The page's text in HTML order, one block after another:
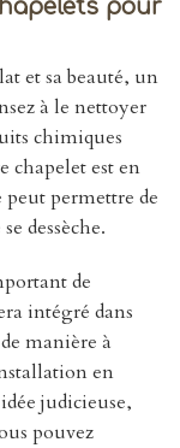
pour
et sa beauté, un
à le nettoyer
chimiques
chapelet est en
permettre de
dessèche.
de
intégré dans
manière à
en
judicieuse,
pouvez